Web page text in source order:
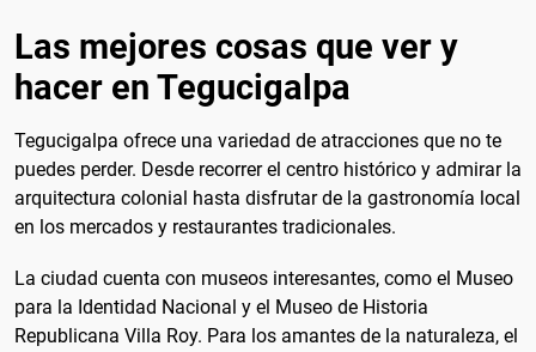
Las mejores cosas que ver y
hacer en Tegucigalpa
Tegucigalpa ofrece una variedad de atracciones que no te
puedes perder. Desde recorrer el centro histórico y admirar la
arquitectura colonial hasta disfrutar de la gastronomía local
en los mercados y restaurantes tradicionales.
La ciudad cuenta con museos interesantes, como el Museo
para la Identidad Nacional y el Museo de Historia
Republicana Villa Roy. Para los amantes de la naturaleza, el